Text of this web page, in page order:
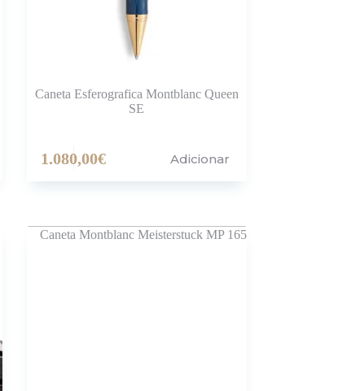
Caneta Esferografica Montblanc Queen
SE
1.080,00€ Adicionar